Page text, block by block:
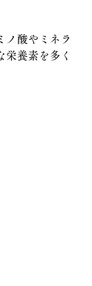
ノ酸やミネラ
栄養素を多く